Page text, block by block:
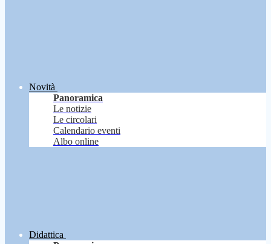
Novità
Panoramica
Le notizie
Le circolari
Calendario eventi
Albo online
Didattica